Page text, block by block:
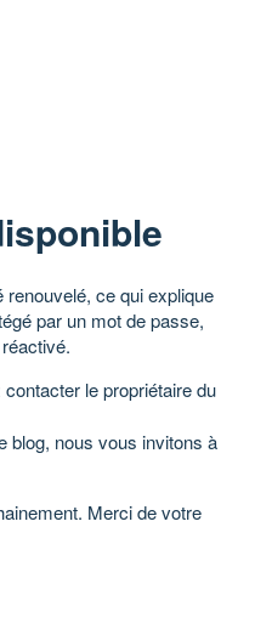
renouvelé, ce qui explique
par un mot de passe,
le propriétaire du
blog, nous vous invitons à
Merci de votre